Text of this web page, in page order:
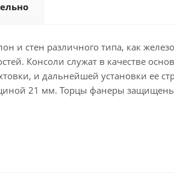
и стен различного типа, как
Консоли служат в качестве
и дальнейшей установки ее
21 мм. Торцы фанеры